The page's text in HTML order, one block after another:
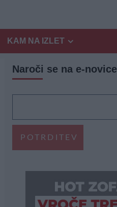
KAM NA IZLET
Naroči se na e-novice